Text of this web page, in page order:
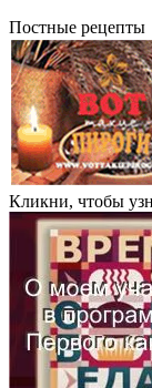
Постные рецепты
Кликни, чтобы